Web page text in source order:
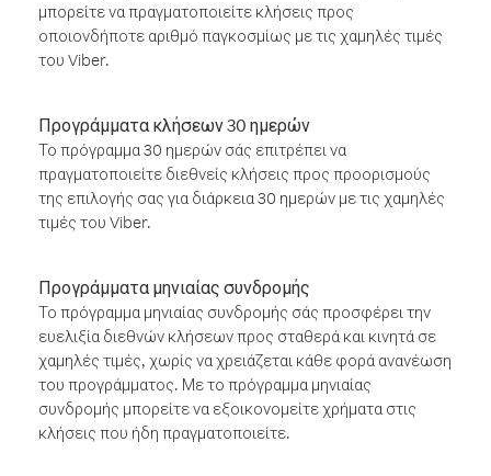
μπορείτε να πραγματοποιείτε κλήσεις προς
οποιονδήποτε αριθμό παγκοσμίως με τις χαμηλές τιμές
του Viber.
Προγράμματα κλήσεων 30 ημερών
Το πρόγραμμα 30 ημερών σάς επιτρέπει να
πραγματοποιείτε διεθνείς κλήσεις προς προορισμούς
της επιλογής σας για διάρκεια 30 ημερών με τις χαμηλές
τιμές του Viber.
Προγράμματα μηνιαίας συνδρομής
Το πρόγραμμα μηνιαίας συνδρομής σάς προσφέρει την
ευελιξία διεθνών κλήσεων προς σταθερά και κινητά σε
χαμηλές τιμές, χωρίς να χρειάζεται κάθε φορά ανανέωση
του προγράμματος. Με το πρόγραμμα μηνιαίας
συνδρομής μπορείτε να εξοικονομείτε χρήματα στις
κλήσεις που ήδη πραγματοποιείτε.